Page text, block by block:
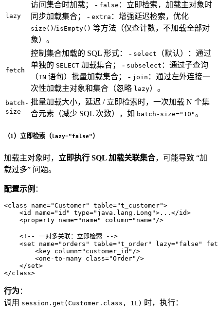
lazy
访问集合时加载； - false ：立即检索，加载主对象时
同步加载集合； - extra ：增强延迟检索，优化
size() /isEmpty() 等方法（仅查计数，不加载全部对
象）。
fetch
控制集合加载的 SQL 形式： - select
（默认）：通过
单独的 SELECT 加载集合； - subselect ：通过子查询
（IN 语句）批量加载集合； - join ：通过左外连接一
次性加载主对象和集合（忽略 lazy）。
batch-
size
批量加载大小，延迟 / 立即检索时，一次加载 N 个集
合元素（减少 SQL 次数），如 batch-size="10"。
（1）立即检索（lazy="false"）
加载主对象时， 立即执行 SQL 加载关联集合，可能导致 “加
载过多” 问题。
配置示例 ：
<class name="Customer" table="t_customer">
<id name="id" type="java.lang.Long"> ... </id>
<property name="name" column="name" />
<!-- 一对多关联：立即检索 -->
<set name="orders" table="t_order" lazy="false"
<key column="customer_id" />
<one-to-many class="Order" />
</set>
</class>
行为 ：
调用 session.get(Customer.class, 1L) 时，执行：